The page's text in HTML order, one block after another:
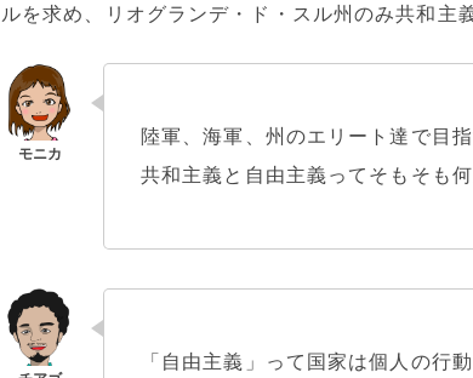
ルを求め、リオグランデ・ド・スル州のみ共和主
陸軍、海軍、州のエリート達で目
共和主義と自由主義ってそもそも
「自由主義」って国家は個人の行